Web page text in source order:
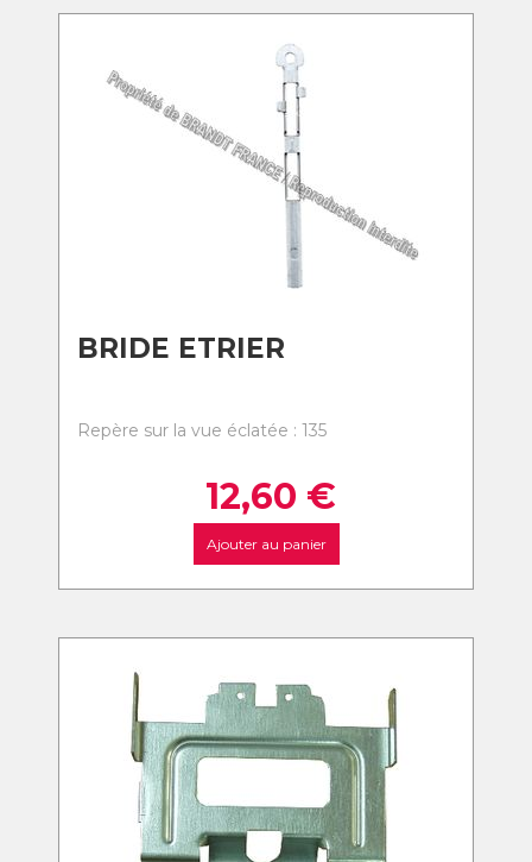
BRIDE ETRIER
Repère sur la vue éclatée : 135
12,60 €
Ajouter au panier